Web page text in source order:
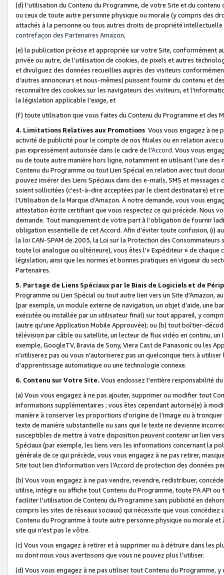
(d) l’utilisation du Contenu du Programme, de votre Site et du
ou ceux de toute autre personne physique ou morale (y compris des
attachés à la personne ou tous autres droits de propriété
contrefaçon des Partenaires Amazon,
(e) la publication précise et appropriée sur votre Site, conformément
privée ou autre, de l’utilisation de cookies, de pixels et autres
et divulguez des données recueillies auprès des visiteurs
d’autres annonceurs et nous-mêmes) puissent fournir du contenu et
reconnaître des cookies sur les navigateurs des visiteurs, et
la législation applicable l'exige, et
(f) toute utilisation que vous faites du Contenu du Programme et des
4. Limitations Relatives aux Promotions Vous vous engagez à ne
activité de publicité pour le compte de nos filiales ou en relation avec
pas expressément autorisée dans le cadre de l’Accord. Vous vous
ou de toute autre manière hors ligne, notamment en utilisant l’une
Contenu du Programme ou tout Lien Spécial en relation avec tout
pouvez insérer des Liens Spéciaux dans des e-mails, SMS et
soient sollicitées (c’est-à-dire acceptées par le client destinataire) et
l’Utilisation de la Marque d’Amazon. À notre demande, vous vous
attestation écrite certifiant que vous respectez ce qui précède. Nous
demande. Tout manquement de votre part à l’obligation de fournir
obligation essentielle de cet Accord. Afin d’éviter toute confusion, (i)
la loi CAN-SPAM de 2003, la Loi sur la Protection des
toute loi analogue ou ultérieure), vous êtes l’« Expéditeur » de
législation, ainsi que les normes et bonnes pratiques en vigueur du
Partenaires.
5. Partage de Liens Spéciaux par le Biais de Logiciels et de
Programme ou Lien Spécial ou tout autre lien vers un Site d'Amazon,
(par exemple, un module externe de navigation, un objet d'aide, une
exécutée ou installée par un utilisateur final) sur tout appareil, y
(autre qu'une Application Mobile Approuvée); ou (b) tout boîtier-
télévision par câble ou satellite, un lecteur de flux vidéo en continu,
exemple, GoogleTV, Bravia de Sony, Viera Cast de Panasonic ou les
n’utiliserez pas ou vous n’autoriserez pas un quelconque tiers à
d'apprentissage automatique ou une technologie connexe.
6. Contenu sur Votre Site. Vous endossez l'entière responsabilité
(a) Vous vous engagez à ne pas ajouter, supprimer ou modifier tout
informations supplémentaires ; vous êtes cependant autorisé(e) à
manière à conserver les proportions d’origine de l’image ou à
texte de manière substantielle ou sans que le texte ne devienne
susceptibles de mettre à votre disposition peuvent contenir un lien
Spéciaux (par exemple, les liens vers les informations concernant la
générale de ce qui précède, vous vous engagez à ne pas retirer,
Site tout lien d'information vers l'Accord de protection des données
(b) Vous vous engagez à ne pas vendre, revendre, redistribuer,
utilise, intègre ou affiche tout Contenu du Programme, toute PA API
faciliter l'utilisation de Contenu du Programme sans publicité en
compris les sites de réseaux sociaux) qui nécessite que vous
Contenu du Programme à toute autre personne physique ou morale
site qui n'est pas le vôtre.
(c) Vous vous engagez à retirer et à supprimer ou à détruire dans les
ou dont nous vous avertissons que vous ne pouvez plus l'utiliser.
(d) Vous vous engagez à ne pas utiliser tout Contenu du Programme,